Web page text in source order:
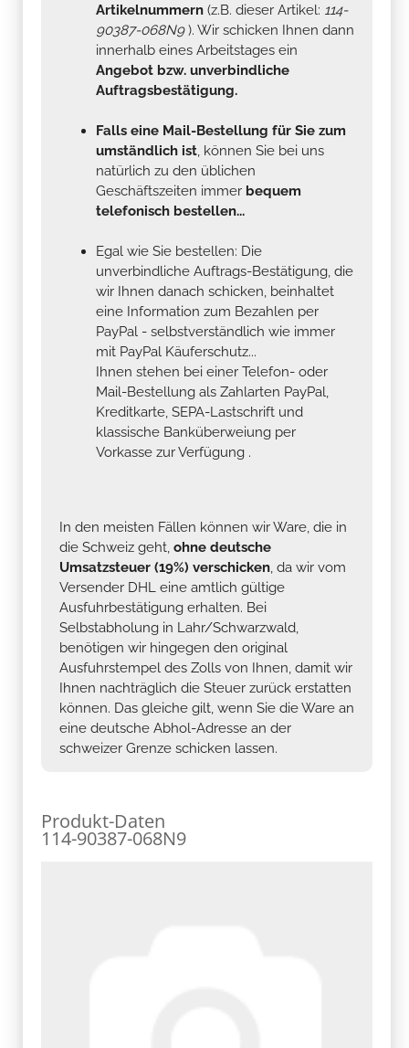
Artikelnummern (z.B. dieser Artikel: 114-
90387-068N9). Wir schicken Ihnen dann
innerhalb eines Arbeitstages ein
Angebot bzw. unverbindliche
Auftragsbestätigung.
Falls eine Mail-Bestellung für Sie zum
umständlich ist, können Sie bei uns
natürlich zu den üblichen
Geschäftszeiten immer bequem
telefonisch bestellen...
Egal wie Sie bestellen: Die
unverbindliche Auftrags-Bestätigung, die
wir Ihnen danach schicken, beinhaltet
eine Information zum Bezahlen per
PayPal - selbstverständlich wie immer
mit PayPal Käuferschutz...
Ihnen stehen bei einer Telefon- oder
Mail-Bestellung als Zahlarten PayPal,
Kreditkarte, SEPA-Lastschrift und
klassische Banküberweiung per
Vorkasse zur Verfügung .
In den meisten Fällen können wir Ware, die in
die Schweiz geht, ohne deutsche
Umsatzsteuer (19%) verschicken, da wir vom
Versender DHL eine amtlich gültige
Ausfuhrbestätigung erhalten. Bei
Selbstabholung in Lahr/Schwarzwald,
benötigen wir hingegen den original
Ausfuhrstempel des Zolls von Ihnen, damit wir
Ihnen nachträglich die Steuer zurück erstatten
können. Das gleiche gilt, wenn Sie die Ware an
eine deutsche Abhol-Adresse an der
schweizer Grenze schicken lassen.
Produkt-Daten
114-90387-068N9